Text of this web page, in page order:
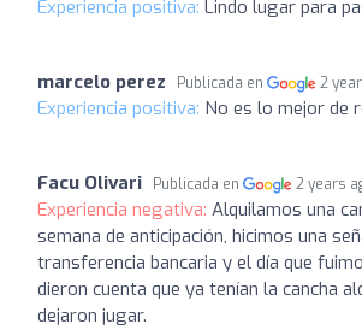
Experiencia positiva: Lindo lugar para
marcelo perez Publicada en 2
Experiencia positiva: No es lo mejor de
Facu Olivari Publicada en 2 years
Experiencia negativa: Alquilamos una
semana de anticipación, hicimos una
transferencia bancaria y el día que
dieron cuenta que ya tenían la cancha
dejaron jugar.